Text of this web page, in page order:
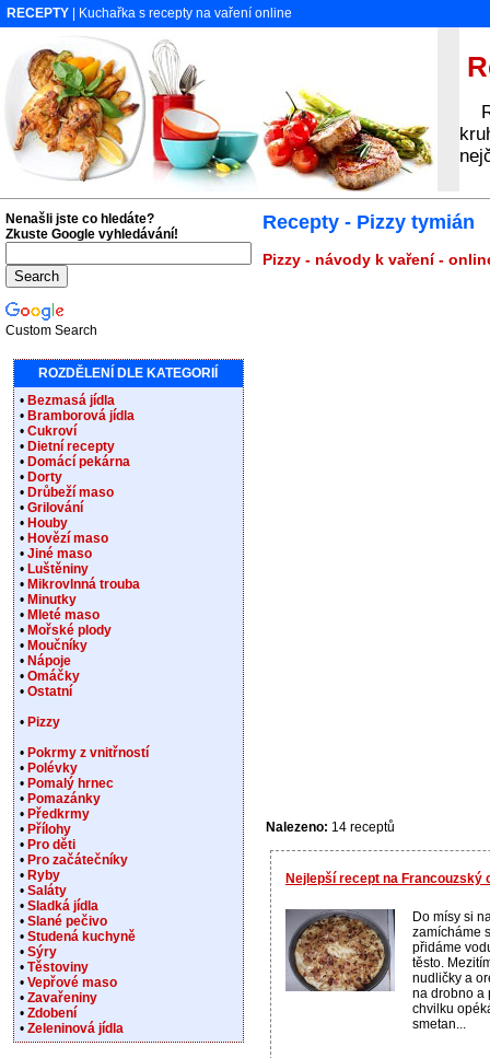
RECEPTY | Kuchařka s recepty na vaření online
Recepty - Pizzy tymián
Pizzy - návody k vaření -
Nalezeno: 14 receptů
Nejlepší recept na Francouzský
Do mísy si
zamícháme
přidáme
těsto.
nudličky a
na drobno a
chvilku
smetan...
Nenašli jste co hledáte?
Zkuste Google vyhledávání!
Custom Search
ROZDĚLENÍ DLE KATEGORIÍ
• Bezmasá jídla
• Bramborová jídla
• Cukroví
• Dietní recepty
• Domácí pekárna
• Dorty
• Drůbeží maso
• Grilování
• Houby
• Hovězí maso
• Jiné maso
• Luštěniny
• Mikrovlnná trouba
• Minutky
• Mleté maso
• Mořské plody
• Moučníky
• Nápoje
• Omáčky
• Ostatní
• Pizzy
• Pokrmy z vnitřností
• Polévky
• Pomalý hrnec
• Pomazánky
• Předkrmy
• Přílohy
• Pro děti
• Pro začátečníky
• Ryby
• Saláty
• Sladká jídla
• Slané pečivo
• Studená kuchyně
• Sýry
• Těstoviny
• Vepřové maso
• Zavařeniny
• Zdobení
• Zeleninová jídla